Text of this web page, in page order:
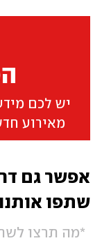
יש לכם
מאירוע
שתפו
אפשר גם